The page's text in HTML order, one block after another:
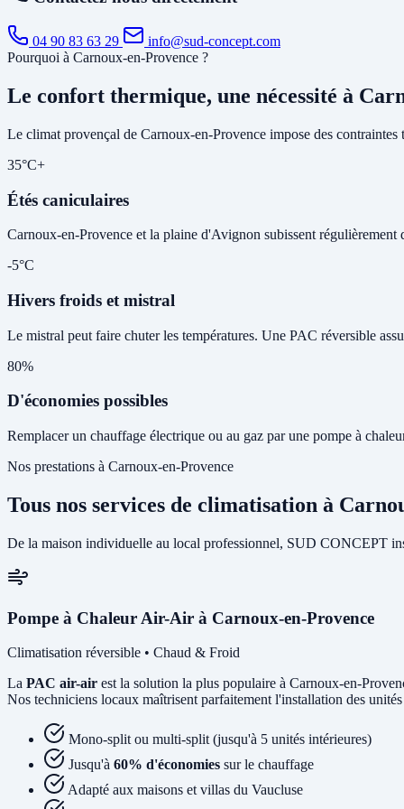
04 90 83 63 29
info@sud-concept.com
Pourquoi à Carnoux-en-Provence ?
Le confort thermique, une nécessité à
Le climat provençal de Carnoux-en-Provence impose des
35°C+
Étés caniculaires
Carnoux-en-Provence et la plaine d'Avignon subissent
-5°C
Hivers froids et mistral
Le mistral peut faire chuter les températures. Une PAC réversible
80%
D'économies possibles
Remplacer un chauffage électrique ou au gaz par une pompe à
Nos prestations à Carnoux-en-Provence
Tous nos services de climatisation à
De la maison individuelle au local professionnel, SUD CONCEPT
Pompe à Chaleur Air-Air à Carnoux-en-Provence
Climatisation réversible • Chaud & Froid
La PAC air-air est la solution la plus populaire à Carnoux-en-
Nos techniciens locaux maîtrisent parfaitement l'installation des
Mono-split ou multi-split (jusqu'à 5 unités intérieures)
Jusqu'à 60% d'économies sur le chauffage
Adapté aux maisons et villas du Vaucluse